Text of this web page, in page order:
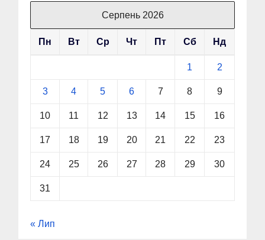
Серпень 2026
Пн Вт Ср Чт Пт Сб Нд
1 2
3 4 5 6 7 8 9
10 11 12 13 14 15 16
17 18 19 20 21 22 23
24 25 26 27 28 29 30
31
« Лип